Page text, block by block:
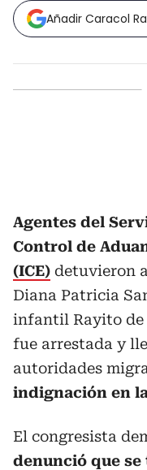
Añadir Caracol
Agentes del
Control de
(ICE) detuvieron
Diana Patricia
infantil Rayito de
fue arrestada y
autoridades
indignación en
El congresista
denunció que se